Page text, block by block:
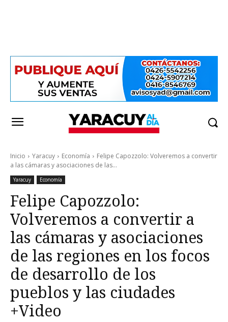
Inicio Yaracuy Economía
Felipe Capozzolo: Volveremos a convertir
a las cámaras y asociaciones de las...
Yaracuy Economía
Felipe Capozzolo:
Volveremos a convertir a
las cámaras y asociaciones
de las regiones en los focos
de desarrollo de los
pueblos y las ciudades
+Video